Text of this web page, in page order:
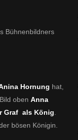
Bühnenbildners
Hornung hat,
oben Anna
Graf als König
bösen Königin.